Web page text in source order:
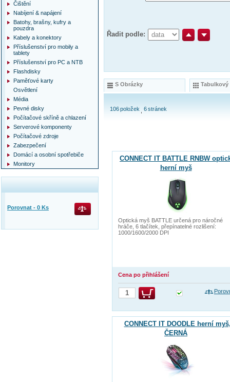
Řadit podle:
S Obrázky Tabulkový
106položek 6stránek
CONNECT IT BATTLE RNBW
herní myš
Optická myš BATTLE určená pro náročné
hráče, 6 tlačítek, přepínatelné rozlišení:
1000/1600/2000 DPI
Cena po přihlášení
CONNECT IT DOODLE herní
ČERNÁ
Čištění
Nabíjení & napájení
Batohy, brašny, kufry a
pouzdra
Kabely a konektory
Příslušenství pro mobily a
tablety
Příslušenství pro PC a NTB
Flashdisky
Paměťové karty
Osvětlení
Média
Pevné disky
Počítačové skříně a chlazení
Serverové komponenty
Počítačové zdroje
Zabezpečení
Domácí a osobní spotřebiče
Monitory
Porovnat - 0 Ks